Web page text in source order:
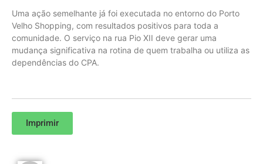
Uma ação semelhante já foi executada no entorno do Porto
Velho Shopping, com resultados positivos para toda a
comunidade. O serviço na rua Pio XII deve gerar uma
mudança significativa na rotina de quem trabalha ou utiliza as
dependências do CPA.
Imprimir